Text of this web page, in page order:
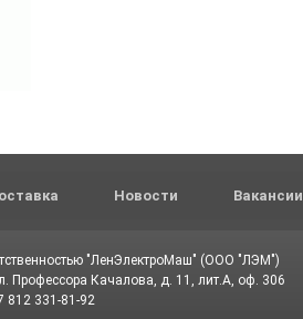
Новости Вакансии
"ЛенЭлектроМаш" (ООО "ЛЭМ")
Профессора Качалова, д. 11, лит.А, оф. 306
812 331-81-92